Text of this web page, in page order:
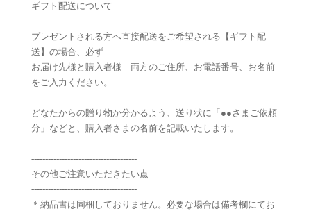
ギフト配送について
------------------------
プレゼントされる方へ直接配送をご希望される【ギフト配
送】の場合、必ず
お届け先様と購入者様 両方のご住所、お電話番号、お名前
をご入力ください。
どなたからの贈り物か分かるよう、送り状に「●●さまご依頼
分」などと、購入者さまの名前を記載いたします。
--------------------------------------
その他ご注意いただきたい点
--------------------------------------
＊納品書は同梱しておりません。必要な場合は備考欄にてお